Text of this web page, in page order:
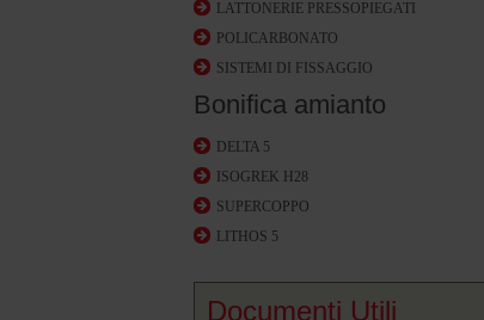
LATTONERIE PRESSOPIEGATI
POLICARBONATO
SISTEMI DI FISSAGGIO
Bonifica amianto
DELTA 5
ISOGREK H28
SUPERCOPPO
LITHOS 5
Documenti Utili